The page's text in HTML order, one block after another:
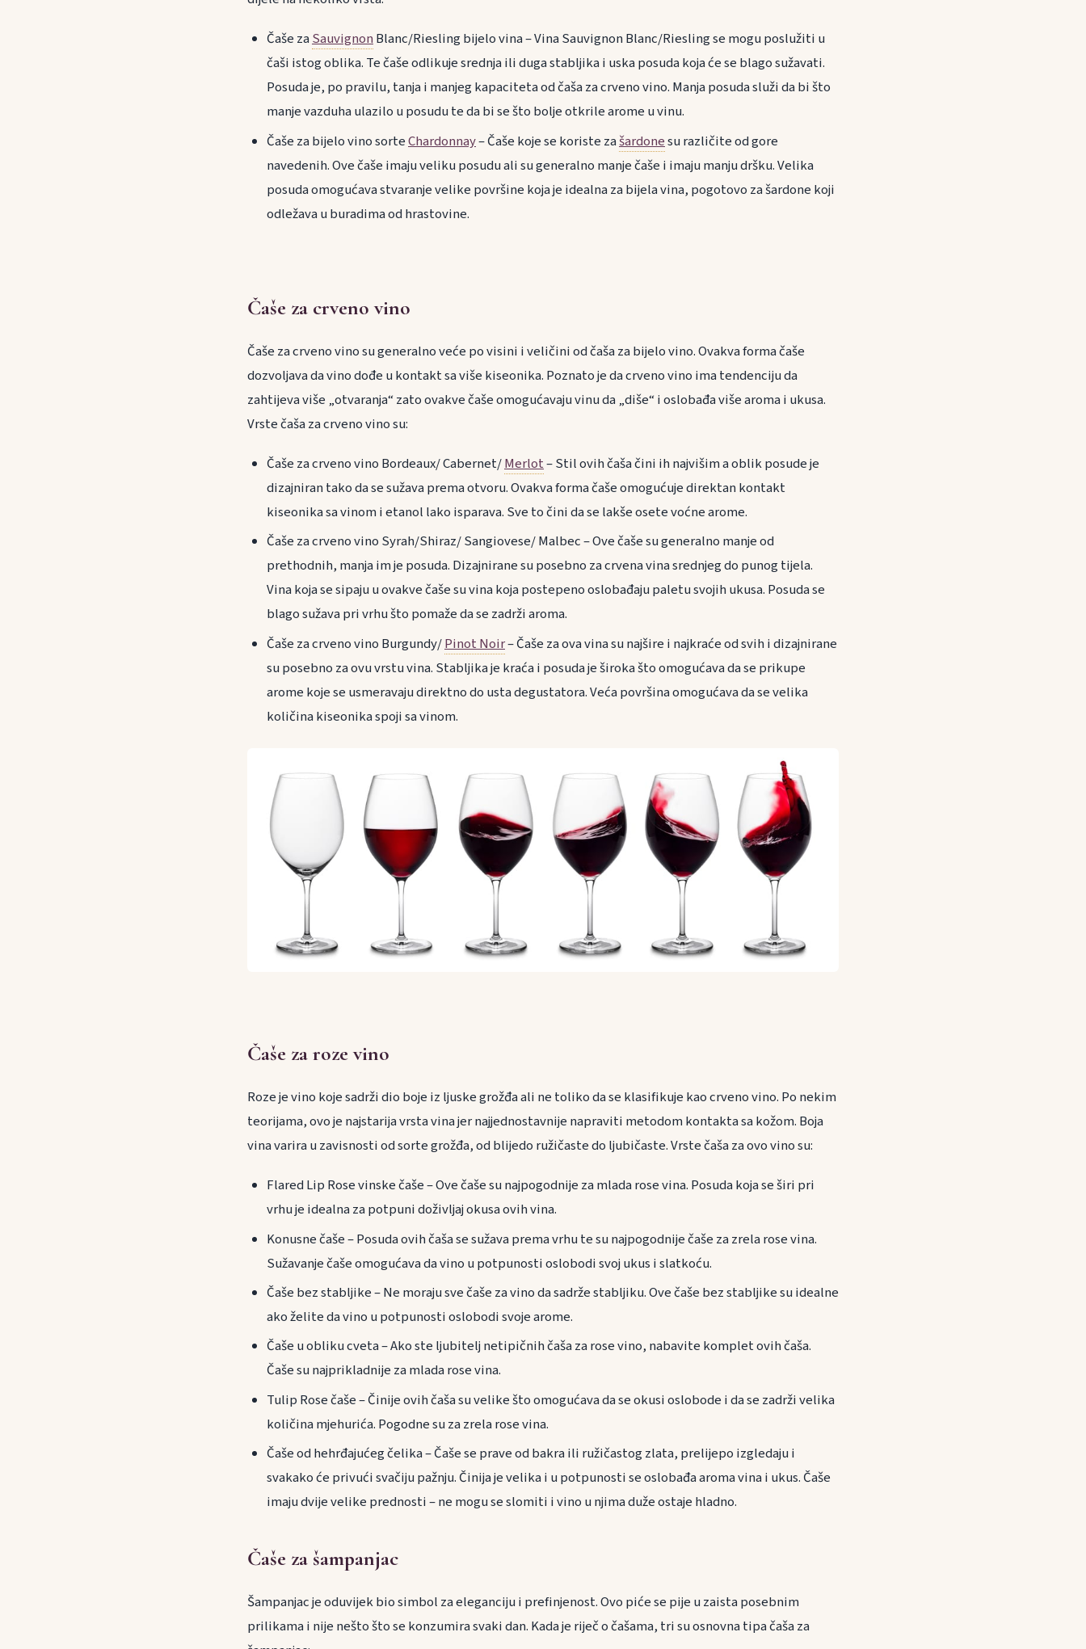
Čaše zaSauvignonBlanc/Riesling bijelo vina – Vina Sauvignon Blanc/Riesling se mogu poslužiti u
čaši istog oblika. Te čaše odlikuje srednja ili duga stabljika i uska posuda koja će se blago sužavati.
Posuda je, po pravilu, tanja i manjeg kapaciteta od čaša za crveno vino. Manja posuda služi da bi što
manje vazduha ulazilo u posudu te da bi se što bolje otkrile arome u vinu.
Čaše za bijelo vino sorteChardonnay– Čaše koje se koriste zašardonesu različite od gore
navedenih. Ove čaše imaju veliku posudu ali su generalno manje čaše i imaju manju dršku. Velika
posuda omogućava stvaranje velike površine koja je idealna za bijela vina, pogotovo za šardone koji
odležava u buradima od hrastovine.
Čaše za crveno vino
Čaše za crveno vino su generalno veće po visini i veličini od čaša za bijelo vino. Ovakva forma čaše
dozvoljava da vino dođe u kontakt sa više kiseonika. Poznato je da crveno vino ima tendenciju da
zahtijeva više „otvaranja“ zato ovakve čaše omogućavaju vinu da „diše“ i oslobađa više aroma i ukusa.
Vrste čaša za crveno vino su:
Čaše za crveno vino Bordeaux/ Cabernet/Merlot– Stil ovih čaša čini ih najvišim a oblik posude je
dizajniran tako da se sužava prema otvoru. Ovakva forma čaše omogućuje direktan kontakt
kiseonika sa vinom i etanol lako isparava. Sve to čini da se lakše osete voćne arome.
Čaše za crveno vino Syrah/Shiraz/ Sangiovese/ Malbec – Ove čaše su generalno manje od
prethodnih, manja im je posuda. Dizajnirane su posebno za crvena vina srednjeg do punog tijela.
Vina koja se sipaju u ovakve čaše su vina koja postepeno oslobađaju paletu svojih ukusa. Posuda se
blago sužava pri vrhu što pomaže da se zadrži aroma.
Čaše za crveno vino Burgundy/Pinot Noir– Čaše za ova vina su najšire i najkraće od svih i dizajnirane
su posebno za ovu vrstu vina. Stabljika je kraća i posuda je široka što omogućava da se prikupe
arome koje se usmeravaju direktno do usta degustatora. Veća površina omogućava da se velika
količina kiseonika spoji sa vinom.
Čaše za roze vino
Roze je vino koje sadrži dio boje iz ljuske grožđa ali ne toliko da se klasifikuje kao crveno vino. Po nekim
teorijama, ovo je najstarija vrsta vina jer najjednostavnije napraviti metodom kontakta sa kožom. Boja
vina varira u zavisnosti od sorte grožđa, od blijedo ružičaste do ljubičaste. Vrste čaša za ovo vino su:
Flared Lip Rose vinske čaše – Ove čaše su najpogodnije za mlada rose vina. Posuda koja se širi pri
vrhu je idealna za potpuni doživljaj okusa ovih vina.
Konusne čaše – Posuda ovih čaša se sužava prema vrhu te su najpogodnije čaše za zrela rose vina.
Sužavanje čaše omogućava da vino u potpunosti oslobodi svoj ukus i slatkoću.
Čaše bez stabljike – Ne moraju sve čaše za vino da sadrže stabljiku. Ove čaše bez stabljike su idealne
ako želite da vino u potpunosti oslobodi svoje arome.
Čaše u obliku cveta – Ako ste ljubitelj netipičnih čaša za rose vino, nabavite komplet ovih čaša.
Čaše su najprikladnije za mlada rose vina.
Tulip Rose čaše – Činije ovih čaša su velike što omogućava da se okusi oslobode i da se zadrži velika
količina mjehurića. Pogodne su za zrela rose vina.
Čaše od hehrđajućeg čelika – Čaše se prave od bakra ili ružičastog zlata, prelijepo izgledaju i
svakako će privući svačiju pažnju. Činija je velika i u potpunosti se oslobađa aroma vina i ukus. Čaše
imaju dvije velike prednosti – ne mogu se slomiti i vino u njima duže ostaje hladno.
Čaše za šampanjac
Šampanjac je oduvijek bio simbol za eleganciju i prefinjenost. Ovo piće se pije u zaista posebnim
prilikama i nije nešto što se konzumira svaki dan. Kada je riječ o čašama, tri su osnovna tipa čaša za